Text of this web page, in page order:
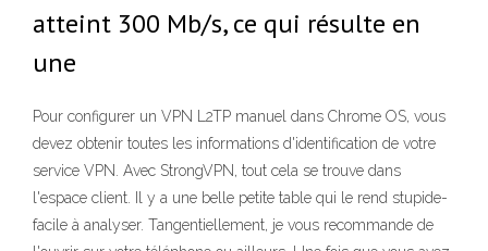
atteint 300 Mb/s, ce qui résulte en
une
Pour configurer un VPN L2TP manuel dans Chrome OS, vous
devez obtenir toutes les informations d'identification de votre
service VPN. Avec StrongVPN, tout cela se trouve dans
l'espace client. Il y a une belle petite table qui le rend stupide-
facile à analyser. Tangentiellement, je vous recommande de